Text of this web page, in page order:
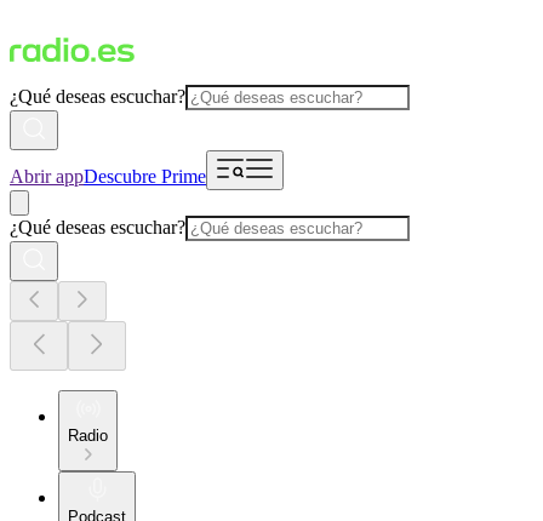
¿Qué deseas escuchar?
Abrir appDescubre Prime
¿Qué deseas escuchar?
Radio
Podcast